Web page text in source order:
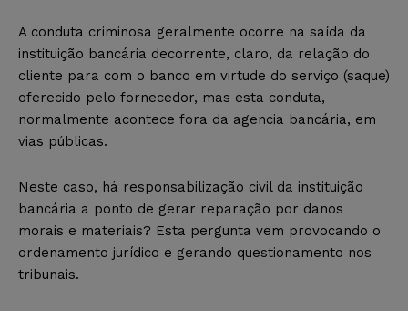
A conduta criminosa geralmente ocorre na saída da
instituição bancária decorrente, claro, da relação do
cliente para com o banco em virtude do serviço (saque)
oferecido pelo fornecedor, mas esta conduta,
normalmente acontece fora da agencia bancária, em
vias públicas.
Neste caso, há responsabilização civil da instituição
bancária a ponto de gerar reparação por danos
morais e materiais? Esta pergunta vem provocando o
ordenamento jurídico e gerando questionamento nos
tribunais.